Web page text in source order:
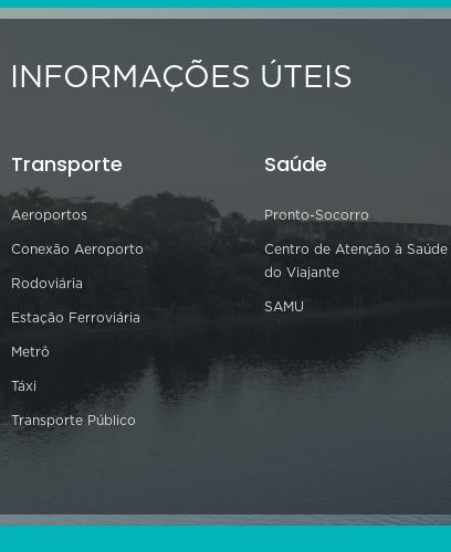
INFORMAÇÕES ÚTEIS
Transporte
Aeroportos
Conexão Aeroporto
Rodoviária
Estação Ferroviária
Metrô
Táxi
Transporte Público
Saúde
Pronto-Socorro
Centro de Atenção à Saúde
do Viajante
SAMU